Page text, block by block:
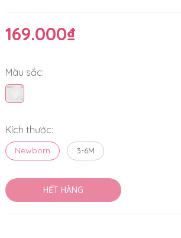
169.000₫
Màu sắc:
Kích thước:
Newborn 3-6M
HẾT HÀNG